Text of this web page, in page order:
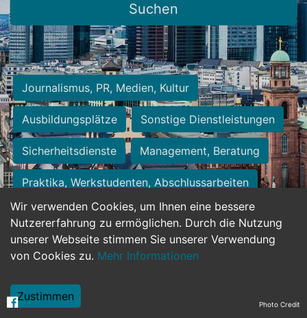
Wir verwenden Cookies, um Ihnen eine bessere
Nutzererfahrung zu ermöglichen. Durch die Nutzung
unserer Webseite stimmen Sie unserer Verwendung
von Cookies zu. Mehr Informationen
Zustimmen
Suchen
Journalismus, PR, Medien, Kultur
Ausbildungsplätze Sonstige Dienstleistungen
Sicherheitsdienste Management, Beratung
Praktika, Werkstudenten, Abschlussarbeiten
Personalwesen Assistenz, Sekretariat
Hilfskräfte, Aushilfs- und Nebenjobs
Weiterbildung, Studium, duale Ausbildung Photo Credit